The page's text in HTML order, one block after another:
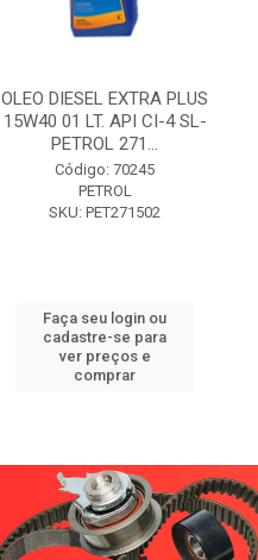
OLEO DIESEL EXTRA PLUS
15W40 01 LT. API CI-4 SL-
PETROL 271...
Código: 70245
PETROL
SKU: PET271502
Faça seu login ou
cadastre-se para
ver preços e
comprar